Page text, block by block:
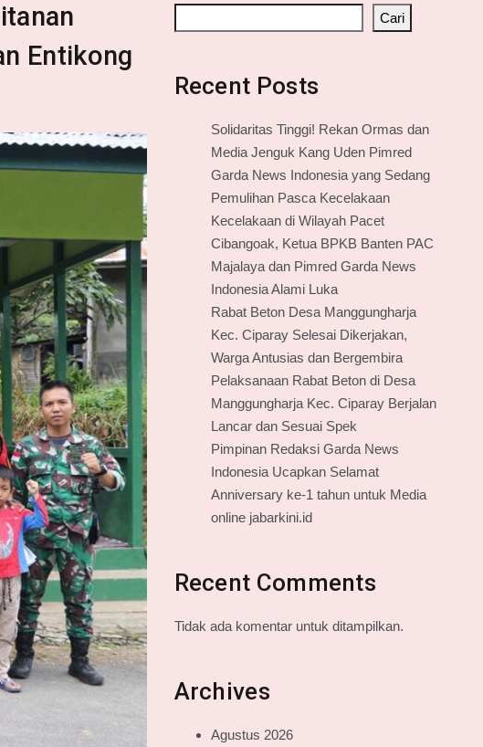
Entikong
Cari
Recent Posts
Solidaritas Tinggi! Rekan Ormas dan
Media Jenguk Kang Uden Pimred
Garda News Indonesia yang Sedang
Pemulihan Pasca Kecelakaan
Kecelakaan di Wilayah Pacet
Cibangoak, Ketua BPKB Banten PAC
Majalaya dan Pimred Garda News
Indonesia Alami Luka
Rabat Beton Desa Manggungharja
Kec. Ciparay Selesai Dikerjakan,
Warga Antusias dan Bergembira
Pelaksanaan Rabat Beton di Desa
Manggungharja Kec. Ciparay Berjalan
Lancar dan Sesuai Spek
Pimpinan Redaksi Garda News
Indonesia Ucapkan Selamat
Anniversary ke-1 tahun untuk Media
online jabarkini.id
Recent Comments
Tidak ada komentar untuk ditampilkan.
Archives
Agustus 2026